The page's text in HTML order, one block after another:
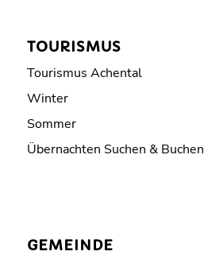
TOURISMUS
Tourismus Achental
Winter
Sommer
Übernachten Suchen & Buchen
GEMEINDE